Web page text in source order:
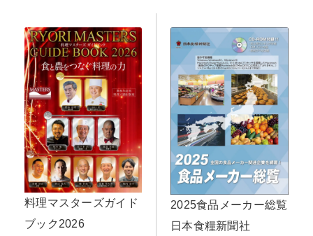
料理マスターズガイド
ブック2026
2025食品メーカー総覧
日本食糧新聞社